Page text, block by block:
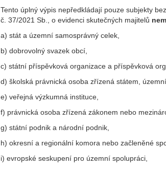
Tento úplný výpis nepředkládají pouze subjekty
č. 37/2021 Sb., o evidenci skutečných majitelů
a) stát a územní samosprávný celek,
b) dobrovolný svazek obcí,
c) státní příspěvková organizace a příspěvková
d) školská právnická osoba zřízená státem,
e) veřejná výzkumná instituce,
f) právnická osoba zřízená zákonem nebo
g) státní podnik a národní podnik,
h) okresní a regionální komora nebo začleněné
i) evropské seskupení pro územní spolupráci,